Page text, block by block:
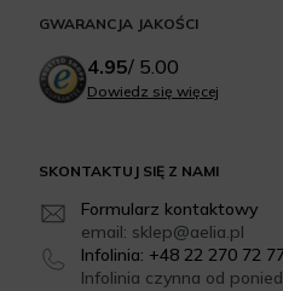
SKONTAKTUJ SIĘ Z NAMI
Formularz kontaktowy
email: sklep@aelia.pl
Infolinia: +48 22 270 72
Infolinia czynna od
GWARANCJA JAKOŚCI
4.95/ 5.00
Dowiedz się więcej